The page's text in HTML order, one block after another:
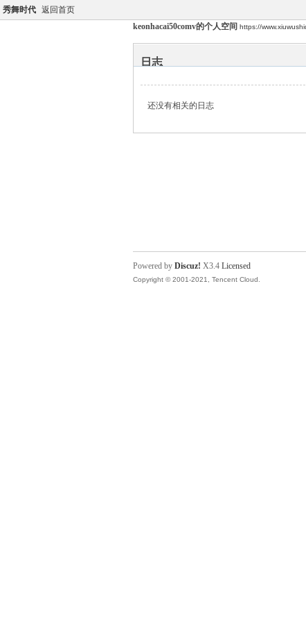
秀舞时代 返回首页
keonhacai50comv的个人空间 https://
日志
还没有相关的日志
Powered by Discuz! X3.4 Licensed
Copyright © 2001-2021, Tencent Cloud.